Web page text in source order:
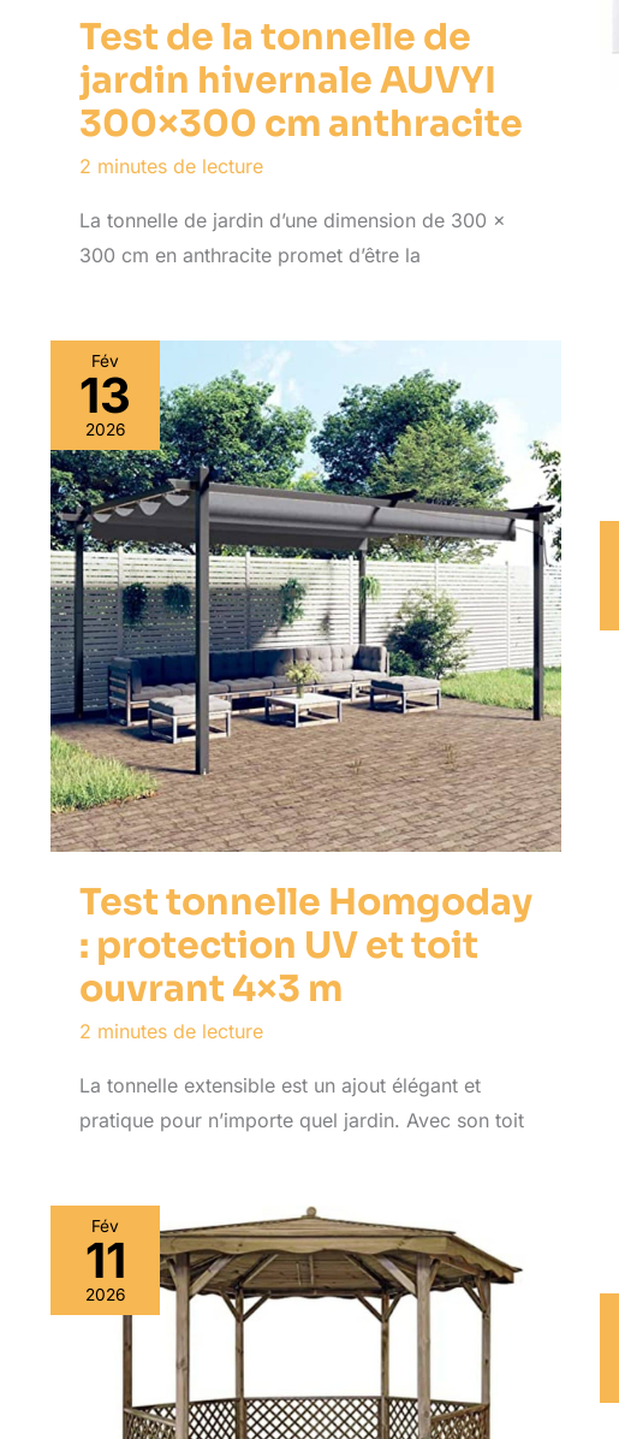
Test de la tonnelle de
jardin hivernale AUVYI
300×300 cm anthracite
2 minutes de lecture
La tonnelle de jardin d’une dimension de 300 x
300 cm en anthracite promet d’être la
Fév
13
2026
Test tonnelle Homgoday
: protection UV et toit
ouvrant 4×3 m
2 minutes de lecture
La tonnelle extensible est un ajout élégant et
pratique pour n’importe quel jardin. Avec son toit
Fév
11
2026